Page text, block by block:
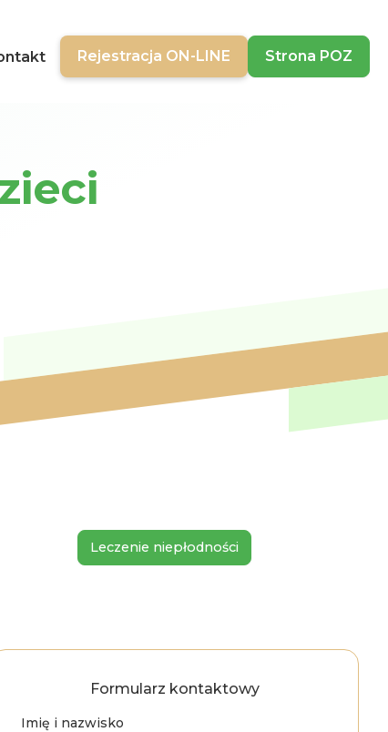
Rejestracja ON-LINE Strona POZ
Leczenie niepłodności
Formularz kontaktowy
Imię i nazwisko